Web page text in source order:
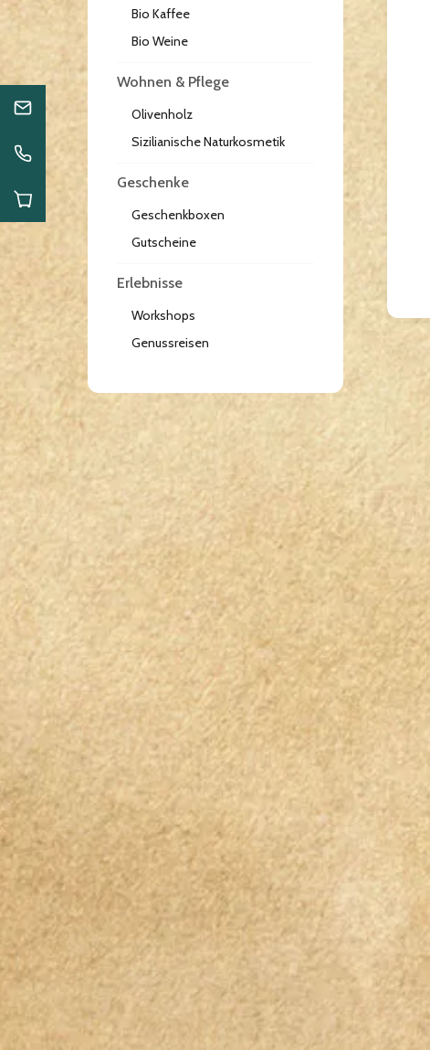
Bio Kaffee
Bio Weine
Wohnen & Pflege
Olivenholz
Sizilianische Naturkosmetik
Geschenke
Geschenkboxen
Gutscheine
Erlebnisse
Workshops
Genussreisen